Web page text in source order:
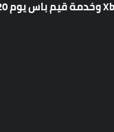
وخدمةقيمباسيوم